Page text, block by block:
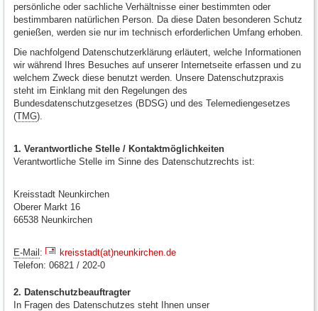
persönliche oder sachliche Verhältnisse einer bestimmten oder
bestimmbaren natürlichen Person. Da diese Daten besonderen Schutz
genießen, werden sie nur im technisch erforderlichen Umfang erhoben.
Die nachfolgend Datenschutzerklärung erläutert, welche Informationen
wir während Ihres Besuches auf unserer Internetseite erfassen und zu
welchem Zweck diese benutzt werden. Unsere Datenschutzpraxis
steht im Einklang mit den Regelungen des
Bundesdatenschutzgesetzes (BDSG) und des Telemediengesetzes
(TMG).
1. Verantwortliche Stelle / Kontaktmöglichkeiten
Verantwortliche Stelle im Sinne des Datenschutzrechts ist:
Kreisstadt Neunkirchen
Oberer Markt 16
66538 Neunkirchen
E-Mail:
kreisstadt(at)neunkirchen.de
Telefon: 06821 / 202-0
2. Datenschutzbeauftragter
In Fragen des Datenschutzes steht Ihnen unser